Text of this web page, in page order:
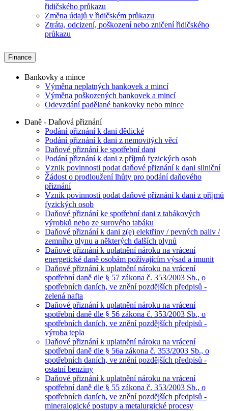
řidičského průkazu
Změna údajů v řidičském průkazu
Ztráta, odcizení, poškození nebo zničení řidičského
průkazu
Finance
Bankovky a mince
Výměna neplatných bankovek a mincí
Výměna poškozených bankovek a mincí
Odevzdání padělané bankovky nebo mince
Daně - Daňová přiznání
Podání přiznání k dani dědické
Podání přiznání k dani z nemovitých věcí
Daňové přiznání ke spotřební dani
Podání přiznání k dani z příjmů fyzických osob
Vznik povinnosti podat daňové přiznání k dani silniční
Žádost o prodloužení lhůty pro podání daňového
přiznání
Vznik povinnosti podat daňové přiznání k dani z příjmů
fyzických osob
Daňové přiznání ke spotřební dani z tabákových
výrobků nebo ze surového tabáku
Daňové přiznání k dani z(e) elektřiny / pevných paliv /
zemního plynu a některých dalších plynů
Daňové přiznání k uplatnění nároku na vrácení
energetické daně osobám požívajícím výsad a imunit
Daňové přiznání k uplatnění nároku na vrácení
spotřební daně dle § 57 zákona č. 353/2003 Sb., o
spotřebních daních, ve znění pozdějších předpisů -
zelená nafta
Daňové přiznání k uplatnění nároku na vrácení
spotřební daně dle § 56 zákona č. 353/2003 Sb., o
spotřebních daních, ve znění pozdějších předpisů -
výroba tepla
Daňové přiznání k uplatnění nároku na vrácení
spotřební daně dle § 56a zákona č. 353/2003 Sb., o
spotřebních daních, ve znění pozdějších předpisů -
ostatní benziny
Daňové přiznání k uplatnění nároku na vrácení
spotřební daně dle § 55 zákona č. 353/2003 Sb., o
spotřebních daních, ve znění pozdějších předpisů -
mineralogické postupy a metalurgické procesy